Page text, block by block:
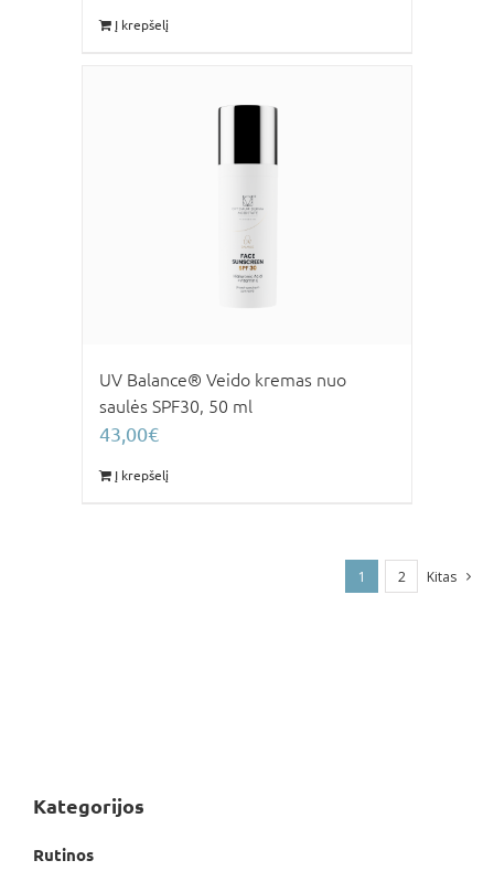
Į krepšelį
UV Balance® Veido kremas nuo
saulės SPF30, 50 ml
43,00€
Į krepšelį
1 2 Kitas
Kategorijos
Rutinos